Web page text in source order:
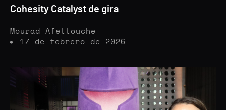
Cohesity Catalyst de gira
Mourad Afettouche
17 de febrero de 2026